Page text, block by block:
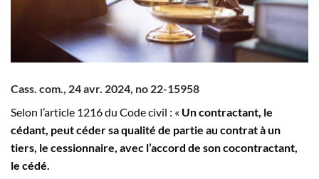
Cass. com., 24 avr. 2024, no 22-15958
Selon l’article 1216 du Code civil : « Un contractant, le
cédant, peut céder sa qualité de partie au contrat à un
tiers, le cessionnaire, avec l’accord de son cocontractant,
le cédé.